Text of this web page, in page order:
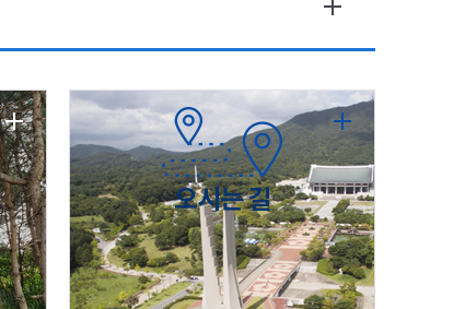
오시는 길